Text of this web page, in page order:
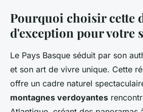
Pourquoi choisir cette
d'exception pour votre
Le Pays Basque séduit par son
et son art de vivre unique. Cette
offre un cadre naturel
montagnes verdoyantes